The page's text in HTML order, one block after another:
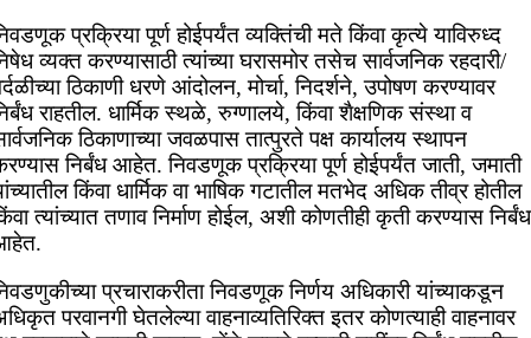
प्रक्रिया पूर्ण होईपर्यंत व्यक्तिंची मते किंवा कृत्ये याविरुध्द
व्यक्त करण्यासाठी त्यांच्या घरासमोर तसेच सार्वजनिक रहदारी/
ठिकाणी धरणे आंदोलन, मोर्चा, निदर्शने, उपोषण करण्यावर
राहतील. धार्मिक स्थळे, रुग्णालये, किंवा शैक्षणिक संस्था व
ठिकाणाच्या जवळपास तात्पुरते पक्ष कार्यालय स्थापन
निर्बंध आहेत. निवडणूक प्रक्रिया पूर्ण होईपर्यंत जाती, जमाती
किंवा धार्मिक वा भाषिक गटातील मतभेद अधिक तीव्र होतील
त्यांच्यात तणाव निर्माण होईल, अशी कोणतीही कृती करण्यास निर्बंध
प्रचाराकरीता निवडणूक निर्णय अधिकारी यांच्याकडून
परवानगी घेतलेल्या वाहनाव्यतिरिक्त इतर कोणत्याही वाहनावर